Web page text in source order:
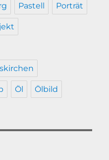
Pastell Porträt
Öl Ölbild